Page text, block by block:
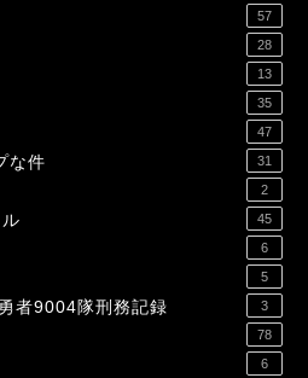
57
28
13
35
47
な件 31
2
45
6
5
者9004隊刑務記録 3
78
6